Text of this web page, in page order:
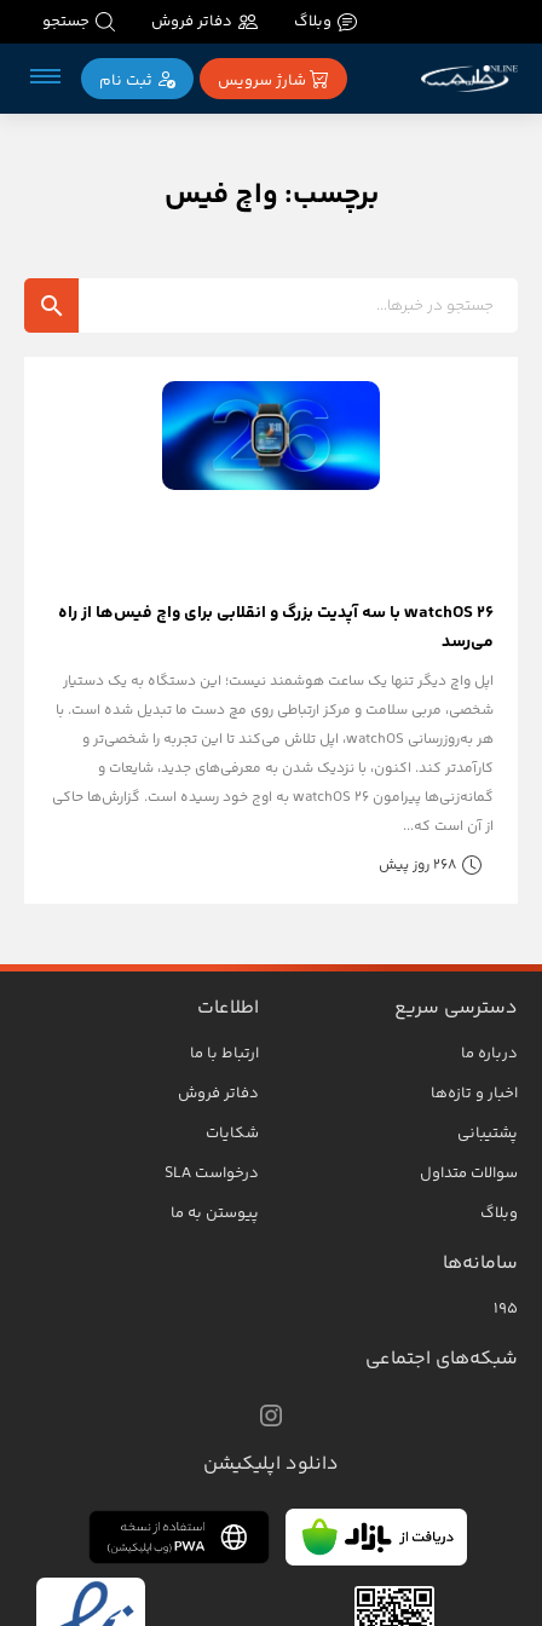
وبلاگ دفاتر فروش جستجو
شارژ سرویس ثبت‌ نام
برچسب: واچ فیس
watchOS 26 با سه آپدیت بزرگ و انقلابی برای واچ فیس‌ها از راه
می‌رسد
اپل واچ دیگر تنها یک ساعت هوشمند نیست؛ این دستگاه به یک دستیار
شخصی، مربی سلامت و مرکز ارتباطی روی مچ دست ما تبدیل شده است. با
هر به‌روزرسانی watchOS، اپل تلاش می‌کند تا این تجربه را شخصی‌تر و
کارآمدتر کند. اکنون، با نزدیک شدن به معرفی‌های جدید، شایعات و
گمانه‌زنی‌ها پیرامون watchOS 26 به اوج خود رسیده است. گزارش‌ها حاکی
از آن است که...
268 روز پیش
دسترسی سریع
درباره ما
اخبار و تازه‌ها
پشتیبانی
سوالات متداول
وبلاگ
اطلاعات
ارتباط با ما
دفاتر فروش
شکایات
درخواست SLA
پیوستن به ما
سامانه‌ها
۱۹۵
شبکه‌های اجتماعی
دانلود اپلیکیشن